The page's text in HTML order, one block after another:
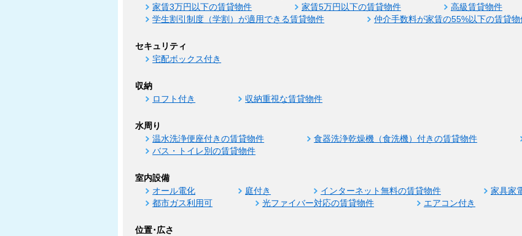
家賃3万円以下の賃貸物件
家賃5万円以下の賃貸物件
高級賃貸物件
学生割引制度（学割）が適用できる賃貸物件
仲介手数料が家賃の55%以下の賃貸物
セキュリティ
宅配ボックス付き
収納
ロフト付き 収納重視な賃貸物件
水周り
温水洗浄便座付きの賃貸物件 食器洗浄乾燥機（食洗機）付きの賃貸物件
バス・トイレ別の賃貸物件
室内設備
オール電化 庭付き インターネット無料の賃貸物件
家具家
都市ガス利用可
光ファイバー対応の賃貸物件 エアコン付き
位置･広さ